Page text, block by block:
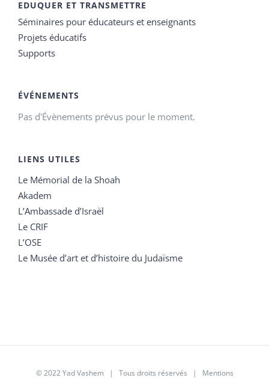
EDUQUER ET TRANSMETTRE
Séminaires pour éducateurs et enseignants
Projets éducatifs
Supports
ÉVÉNEMENTS
Pas d'Évènements prévus pour le moment.
LIENS UTILES
Le Mémorial de la Shoah
Akadem
L’Ambassade d’Israël
Le CRIF
L’OSE
Le Musée d’art et d’histoire du Judaïsme
© 2022 Yad Vashem | Tous droits réservés | Mentions